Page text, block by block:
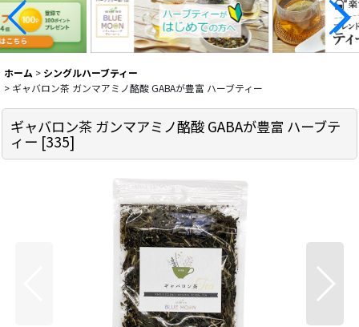
ホーム > シングルハーブティー
> ギャバロン茶 ガンマアミノ酪酸 GABAが豊富 ハーブティー
ギャバロン茶 ガンマアミノ酪酸 GABAが豊富 ハーブテ
ィー [335]